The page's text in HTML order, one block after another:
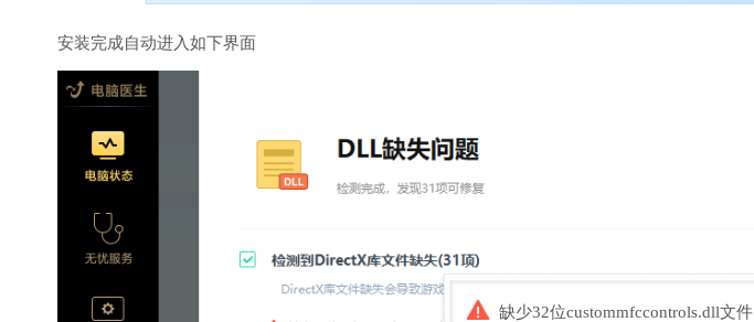
安装完成自动进入如下界面
缺少32位custommfccontrols.dll文件